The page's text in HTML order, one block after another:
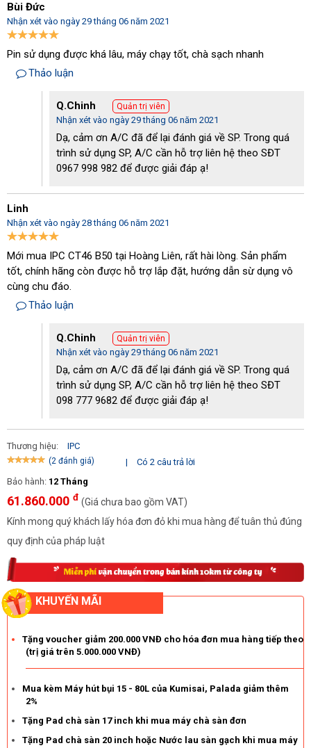
Thiết kế động cơ lõi đồng cho hiệu quả vệ sinh bền bỉ, vượt trội
Bên cạnh đó, khách hàng cũng sẽ nhận được bộ
chà sànđi kèm với mỗi thiết bị. Với đa dạng linh kiện, việc làm
sạch, vệ sinh sàn nhà được thực hiện cực kỳ dễ dàng.
Thương hiệu uy tín
IPC CT46 B50 được sản xuất, phân phối chính hãng từ thương
hiệu IPC đình đám. Đây là một thương hiệu có tiếng của Ý, do đó
người dùng có thể an tâm tuyệt đối về độ bền cũng như hiệu quả
vận hành của thiết bị này.
máy chà sàn liên hợp IPC
đang được cung cấp chính hãng
tại Hoàng Liên với mức giá bán siêu hấp dẫn. Nhanh ghé thăm và
Nắm bắt những ưu đãi mua hàng hấp dẫn tại Điện máy Hoàng
Tự hào là một trong những đối tác cung ứng thiết bị công nghiệp
số 1 thị trường, Hoàng Liên luôn tự tin đưa đến cho người dùng
những trải nghiệm mua hàng hoàn hảo nhất. Vậy khách hàng sẽ
nhận được những gì khi mua
Bùi Đức
Nhận xét vào ngày 29 tháng 06 năm 2021
Pin sử dụng được khá lâu, máy chạy tốt, chà sạch nhanh
Thảo luận
Q.Chinh Quản trị viên
Nhận xét vào ngày 29 tháng 06 năm 2021
Dạ, cảm ơn A/C đã để lại đánh giá về SP. Trong quá
trình sử dụng SP, A/C cần hỗ trợ liên hệ theo SĐT
0967 998 982 để được giải đáp ạ!
Linh
Nhận xét vào ngày 28 tháng 06 năm 2021
Mới mua IPC CT46 B50 tại Hoàng Liên, rất hài lòng. Sản phẩm
tốt, chính hãng còn được hỗ trợ lắp đặt, hướng dẫn sừ dụng vô
cùng chu đáo.
Thảo luận
Q.Chinh Quản trị viên
Nhận xét vào ngày 29 tháng 06 năm 2021
Dạ, cảm ơn A/C đã để lại đánh giá về SP. Trong quá
trình sử dụng SP, A/C cần hỗ trợ liên hệ theo SĐT
098 777 9682 để được giải đáp ạ!
Thương hiệu: IPC
(2 đánh giá) |
Có 2 câu trả lời
Bảo hành: 12 Tháng
61.860.000 đ (Giá chưa bao gồm VAT)
Kính mong quý khách lấy hóa đơn đỏ khi mua hàng để tuân thủ đúng
quy định của pháp luật
KHUYẾN MÃI
Tặng voucher giảm 200.000 VNĐ cho hóa đơn mua hàng tiếp theo
(trị giá trên 5.000.000 VNĐ)
Mua kèm Máy hút bụi 15 - 80L của Kumisai, Palada giảm thêm
2%
Tặng Pad chà sàn 17 inch khi mua máy chà sàn đơn
Tặng Pad chà sàn 20 inch hoặc Nước lau sàn gạch khi mua máy